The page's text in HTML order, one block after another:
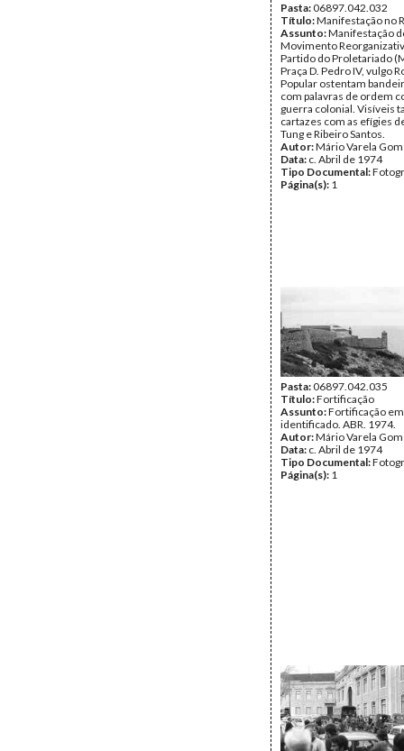
Pasta:06897.042.032
Título:Manifestação no
Assunto:Manifestação
Movimento
Partido do Proletariado
Praça D. Pedro IV, vulgo
Popular ostentam
com palavras de ordem
guerra colonial. Visíveis
cartazes com as efígies
Tung e Ribeiro Santos.
Autor:Mário Varela
Data: c. Abril de 1974
Tipo Documental:
Página(s): 1
Pasta:06897.042.035
Título:Fortificação
Assunto:Fortificação
identificado. ABR. 1974.
Autor:Mário Varela
Data: c. Abril de 1974
Tipo Documental:
Página(s): 1